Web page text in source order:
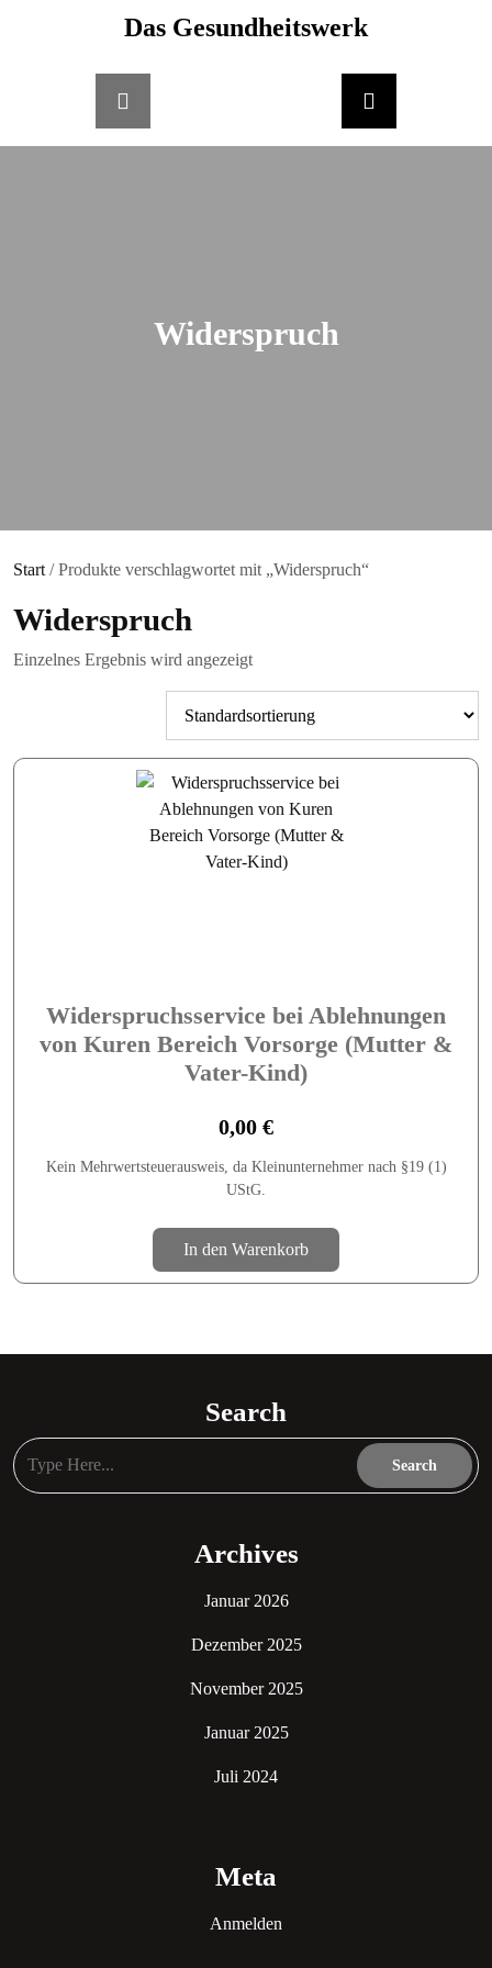
Das Gesundheitswerk
Widerspruch
Start / Produkte verschlagwortet mit „Widerspruch“
Widerspruch
Einzelnes Ergebnis wird angezeigt
Widerspruchsservice bei Ablehnungen
von Kuren Bereich Vorsorge (Mutter &
Vater-Kind)
0,00 €
Kein Mehrwertsteuerausweis, da Kleinunternehmer nach §19 (1)
UStG.
In den Warenkorb
Search
Archives
Januar 2026
Dezember 2025
November 2025
Januar 2025
Juli 2024
Meta
Anmelden